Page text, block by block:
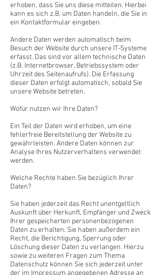
erhoben, dass Sie uns diese mitteilen. Hierbei
kann es sich z.B. um Daten handeln, die Sie in
ein Kontaktformular eingeben.
Andere Daten werden automatisch beim
Besuch der Website durch unsere IT-Systeme
erfasst. Das sind vor allem technische Daten
(z.B. Internetbrowser, Betriebssystem oder
Uhrzeit des Seitenaufrufs). Die Erfassung
dieser Daten erfolgt automatisch, sobald Sie
unsere Website betreten.
Wofür nutzen wir Ihre Daten?
Ein Teil der Daten wird erhoben, um eine
fehlerfreie Bereitstellung der Website zu
gewährleisten. Andere Daten können zur
Analyse Ihres Nutzerverhaltens verwendet
werden.
Welche Rechte haben Sie bezüglich Ihrer
Daten?
Sie haben jederzeit das Recht unentgeltlich
Auskunft über Herkunft, Empfänger und Zweck
Ihrer gespeicherten personenbezogenen
Daten zu erhalten. Sie haben außerdem ein
Recht, die Berichtigung, Sperrung oder
Löschung dieser Daten zu verlangen. Hierzu
sowie zu weiteren Fragen zum Thema
Datenschutz können Sie sich jederzeit unter
der im Impressum angegebenen Adresse an